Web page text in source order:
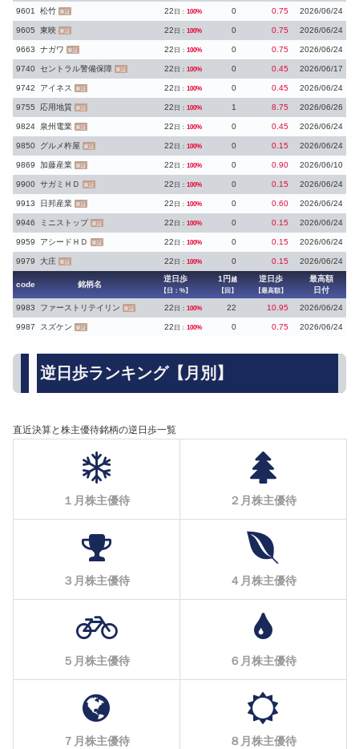
9601 松竹 東証 22 日： 100% 0 0.75 2026/06/24
9605 東映 東証 22 日： 100% 0 0.75 2026/06/24
9663 ナガワ 東証 22 日： 100% 0 0.75 2026/06/24
9740 セントラル警備保障 東証 22 日： 100% 0 0.45 2026/06/17
9742 アイネス 東証 22 日： 100% 0 0.45 2026/06/24
9755 応用地質 東証 22 日： 100% 1 8.75 2026/06/26
9824 泉州電業 東証 22 日： 100% 0 0.45 2026/06/24
9850 グルメ杵屋 東証 22 日： 100% 0 0.15 2026/06/24
9869 加藤産業 東証 22 日： 100% 0 0.90 2026/06/10
9900 サガミＨＤ 東証 22 日： 100% 0 0.15 2026/06/24
9913 日邦産業 東証 22 日： 100% 0 0.60 2026/06/24
9946 ミニストップ 東証 22 日： 100% 0 0.15 2026/06/24
9959 アシードＨＤ 東証 22 日： 100% 0 0.15 2026/06/24
9979 大庄 東証 22 日： 100% 0 0.15 2026/06/24
code 銘柄名
逆日歩
【日：%】
1円 越
【回】
逆日歩
【最高額】
最高額
日付
9983
ファーストリテイリン 東証 22 日： 100% 22 10.95 2026/06/24
9987 スズケン 東証 22 日： 100% 0 0.75 2026/06/24
逆日歩ランキング【月別】
直近決算と株主優待銘柄の逆日歩一覧
１月株主優待 ２月株主優待
３月株主優待 ４月株主優待
５月株主優待 ６月株主優待
７月株主優待 ８月株主優待